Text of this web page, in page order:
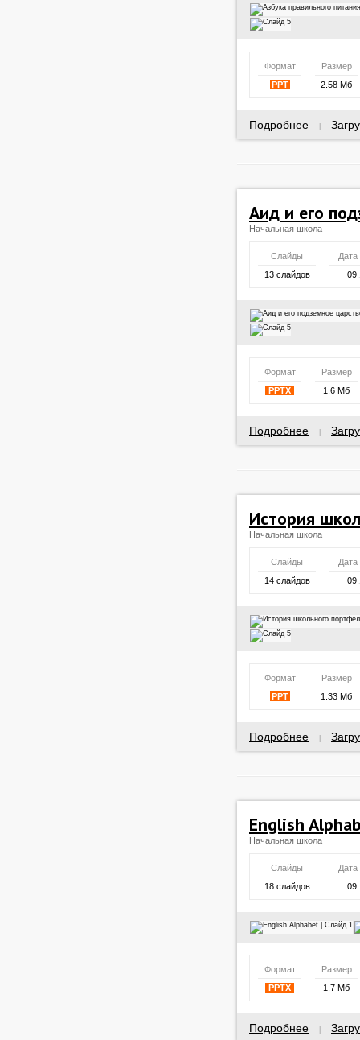
Формат
Размер
PPT
2.58 Мб
Подробнее
Аид и его
Начальная школа
Слайды
Дата
13 слайдов
Формат
Размер
PPTX
1.6 Мб
Подробнее
История
Начальная школа
Слайды
Дата
14 слайдов
Формат
Размер
PPT
1.33 Мб
Подробнее
English
Начальная школа
Слайды
Дата
18 слайдов
Формат
Размер
PPTX
1.7 Мб
Подробнее